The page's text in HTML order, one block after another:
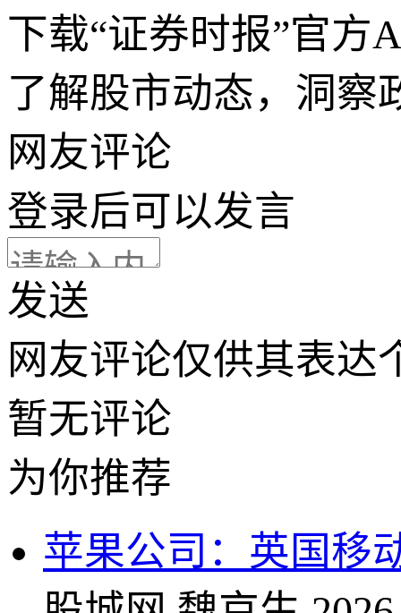
下载“证券时报”官方
了解股市动态，洞察
网友评论
登录后可以发言
发送
网友评论仅供其表达
暂无评论
为你推荐
苹果公司：英国移